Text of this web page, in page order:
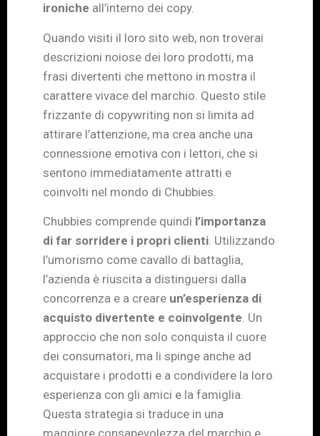
ironiche all’interno dei copy.
Quando visiti il loro sito web, non troverai
descrizioni noiose dei loro prodotti, ma
frasi divertenti che mettono in mostra il
carattere vivace del marchio. Questo stile
frizzante di copywriting non si limita ad
attirare l’attenzione, ma crea anche una
connessione emotiva con i lettori, che si
sentono immediatamente attratti e
coinvolti nel mondo di Chubbies.
Chubbies comprende quindi l’importanza
di far sorridere i propri clienti . Utilizzando
l’umorismo come cavallo di battaglia,
l’azienda è riuscita a distinguersi dalla
concorrenza e a creare un’esperienza di
acquisto divertente e coinvolgente . Un
approccio che non solo conquista il cuore
dei consumatori, ma li spinge anche ad
acquistare i prodotti e a condividere la loro
esperienza con gli amici e la famiglia.
Questa strategia si traduce in una
maggiore consapevolezza del marchio e,